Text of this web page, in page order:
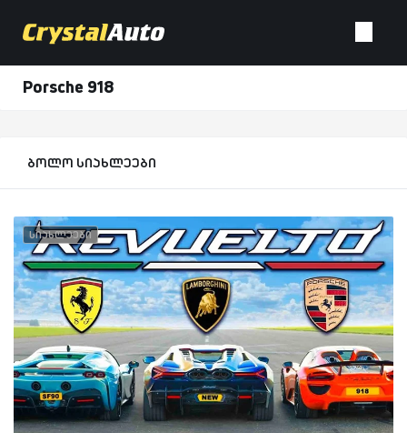
Porsche 918
ბოლო სიახლეები
სიახლეები